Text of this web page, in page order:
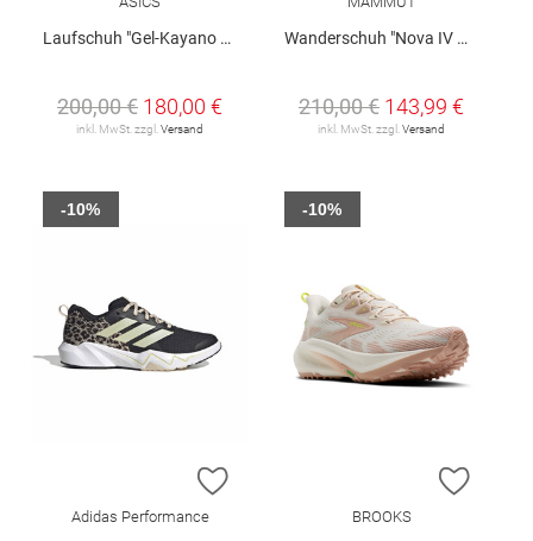
Laufschuh "Gel-Kayano 33 W"
200,00 € 180,00 €
inkl. MwSt. zzgl. Versand
Wanderschuh "Nova IV Mid GTX W"
210,00 € 143,99 €
inkl. MwSt. zzgl. Versand
ZUR WUNSCHLISTE HINZUFÜGEN
Adidas Performance
-10%
ZUR
BROOKS
-10%